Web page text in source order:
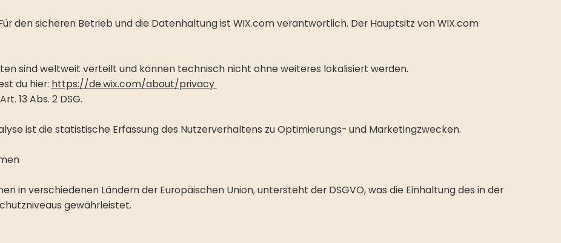
den sicheren Betrieb und die Datenhaltung ist WIX.com verantwortlich. Der Hauptsitz von WIX.com
sind weltweit verteilt und können technisch nicht ohne weiteres lokalisiert werden.
du hier: https://de.wix.com/about/privacy
13 Abs. 2 DSG.
ist die statistische Erfassung des Nutzerverhaltens zu Optimierungs- und Marketingzwecken.
in verschiedenen Ländern der Europäischen Union, untersteht der DSGVO, was die Einhaltung des in der
gewährleistet.